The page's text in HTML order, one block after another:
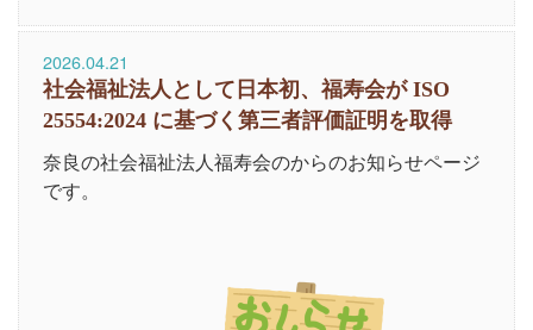
2026.04.21
社会福祉法人として日本初、福寿会が ISO
25554:2024 に基づく第三者評価証明を取得
奈良の社会福祉法人福寿会のからのお知らせページ
です。